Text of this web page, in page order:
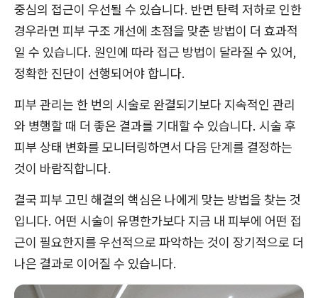
중심의 접근이 우선될 수 있습니다. 반면 탄력 저하로 인한
경우라면 피부 구조 개선에 초점을 맞춘 방법이 더 효과적
일 수 있습니다. 원인에 따라 접근 방법이 달라질 수 있어,
정확한 진단이 선행되어야 합니다.
피부 관리는 한 번의 시술로 완결되기보다 지속적인 관리
와 병행할 때 더 좋은 결과를 기대할 수 있습니다. 시술 후
피부 상태 변화를 모니터링하면서 다음 단계를 결정하는
것이 바람직합니다.
결국 피부 고민 해결의 핵심은 나에게 맞는 방법을 찾는 것
입니다. 어떤 시술이 유명한가보다 지금 내 피부에 어떤 접
근이 필요한지를 우선적으로 파악하는 것이 장기적으로 더
나은 결과로 이어질 수 있습니다.